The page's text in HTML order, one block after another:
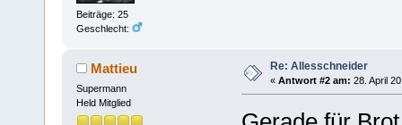
Beiträge: 25
Geschlecht:
Mattieu
Supermann
Held Mitglied
Re: Allesschneider
« Antwort #2 am: 28. April